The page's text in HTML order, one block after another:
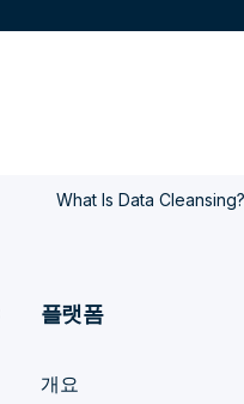
What Is Data
플랫폼
개요